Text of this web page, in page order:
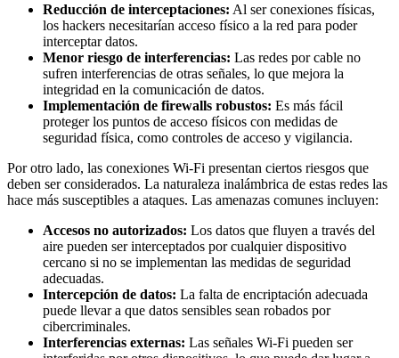
Reducción de interceptaciones: Al ser conexiones físicas,
los hackers necesitarían acceso físico a la red para poder
interceptar datos.
Menor riesgo de interferencias: Las redes por cable no
sufren interferencias de otras señales, lo que mejora la
integridad en la comunicación de datos.
Implementación de firewalls robustos: Es más fácil
proteger los puntos de acceso físicos con medidas de
seguridad física, como controles de acceso y vigilancia.
Por otro lado, las conexiones Wi-Fi presentan ciertos riesgos que
deben ser considerados. La naturaleza inalámbrica de estas redes las
hace más susceptibles a ataques. Las amenazas comunes incluyen:
Accesos no autorizados: Los datos que fluyen a través del
aire pueden ser interceptados por cualquier dispositivo
cercano si no se implementan las medidas de seguridad
adecuadas.
Intercepción de datos: La falta de encriptación adecuada
puede llevar a que datos sensibles sean robados por
cibercriminales.
Interferencias externas: Las señales Wi-Fi pueden ser